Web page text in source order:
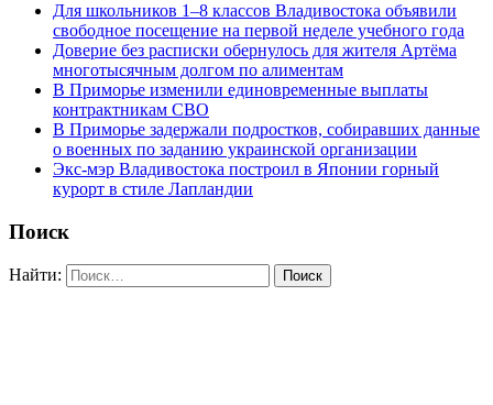
Для школьников 1–8 классов Владивостока объявили
свободное посещение на первой неделе учебного года
Доверие без расписки обернулось для жителя Артёма
многотысячным долгом по алиментам
В Приморье изменили единовременные выплаты
контрактникам СВО
В Приморье задержали подростков, собиравших данные
о военных по заданию украинской организации
Экс-мэр Владивостока построил в Японии горный
курорт в стиле Лапландии
Поиск
Найти: